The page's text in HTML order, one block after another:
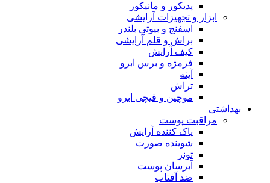
پدیکور و مانیکور
ابزار و تجهیزات آرایشی
اسفنج و بیوتی بلندر
براش و قلم آرایشی
کیف آرایش
فرمژه و برس ابرو
آینه
تراش
موچین و قیچی ابرو
بهداشتی
مراقبت پوست
پاک کننده آرایش
شوینده صورت
تونر
آبرسان پوست
ضد آفتاب